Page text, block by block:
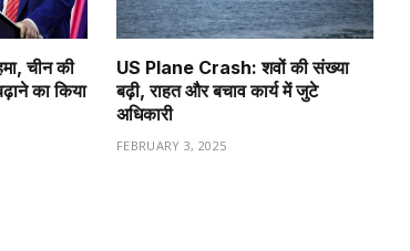
चीन की
का किया
US Plane Crash: शवों की संख्या
बढ़ी, राहत और बचाव कार्य में जुटे
अधिकारी
FEBRUARY 3, 2025